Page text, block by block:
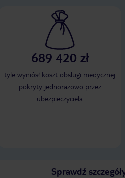
689 420 zł
tyle wyniósł koszt obsługi medycznej
pokryty jednorazowo przez
ubezpieczyciela
Sprawdź